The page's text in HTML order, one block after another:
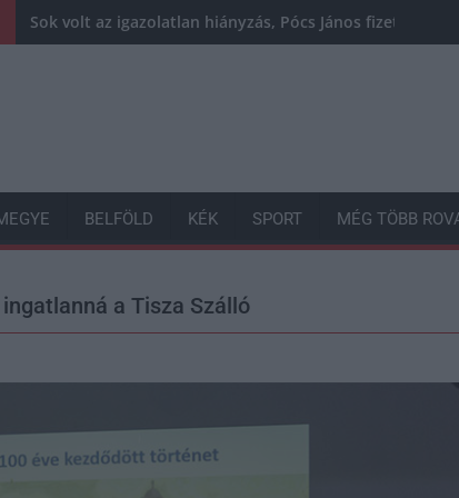
Sok volt az igazolatlan hiányzás, Pócs János
BELFÖLD KÉK SPORT MÉG TÖBB
a Tisza Szálló